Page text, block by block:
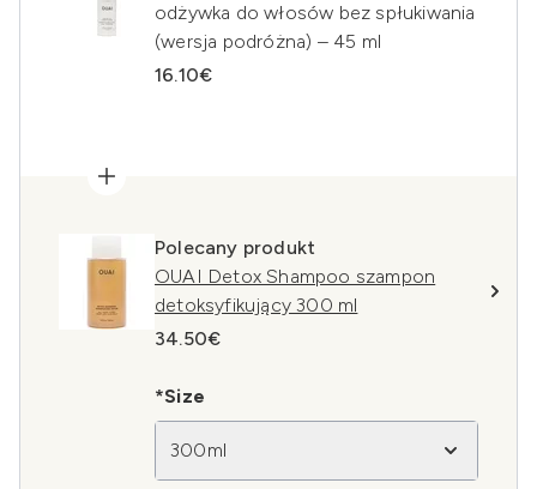
odżywka do włosów bez spłukiwania
(wersja podróżna) – 45 ml
16.10€
Polecany produkt
OUAI Detox Shampoo szampon
detoksyfikujący 300 ml
34.50€
*Size
300ml